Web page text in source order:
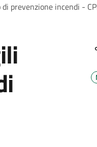
prevenzione incendi -